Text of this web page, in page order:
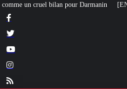
[ENQUÊTE] Nos nouvelles révélations